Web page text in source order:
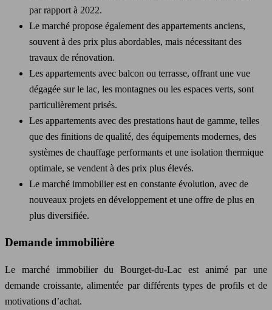
par rapport à 2022.
Le marché propose également des appartements anciens,
souvent à des prix plus abordables, mais nécessitant des
travaux de rénovation.
Les appartements avec balcon ou terrasse, offrant une vue
dégagée sur le lac, les montagnes ou les espaces verts, sont
particulièrement prisés.
Les appartements avec des prestations haut de gamme, telles
que des finitions de qualité, des équipements modernes, des
systèmes de chauffage performants et une isolation thermique
optimale, se vendent à des prix plus élevés.
Le marché immobilier est en constante évolution, avec de
nouveaux projets en développement et une offre de plus en
plus diversifiée.
Demande immobilière
Le marché immobilier du Bourget-du-Lac est animé par une
demande croissante, alimentée par différents types de profils et de
motivations d’achat.